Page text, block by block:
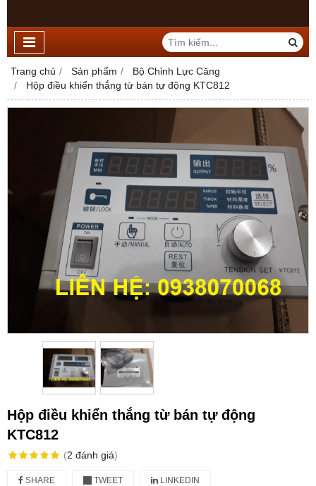
Trang chủ Sản phẩm
Bộ Chỉnh Lực Căng
Hộp điều khiển thắng từ bán tự động KTC812
Hộp điều khiển thắng từ bán tự động
KTC812
(2 đánh giá)
SHARE TWEET LINKEDIN